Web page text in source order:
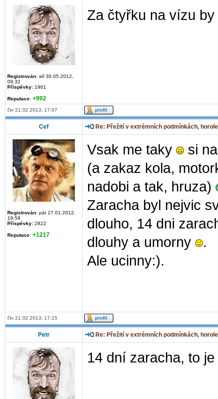
Registrován: stř 30.05.2012,
09:32
Příspěvky: 1961
Reputace: +992
Za čtyřku na vízu
čtv 21.02.2013, 17:07
Cef Re: Přežití v extrémních podmínkách,
Registrován: pát 27.01.2012,
19:59
Příspěvky: 2822
Reputace: +1217
Vsak me taky
si
(a zakaz kola,
nadobi a tak, hruza)
Zaracha byl nejvic
dlouho, 14 dni
dlouhy a umorny
.
Ale ucinny:).
čtv 21.02.2013, 17:15
Petr Re: Přežití v extrémních podmínkách,
14 dní zaracha, to